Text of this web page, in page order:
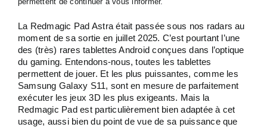
La Redmagic Pad Astra était passée sous nos radars au
moment de sa sortie en juillet 2025. C’est pourtant l’une
des (très) rares tablettes Android conçues dans l’optique
du gaming. Entendons-nous, toutes les tablettes
permettent de jouer. Et les plus puissantes, comme les
Samsung Galaxy S11, sont en mesure de parfaitement
exécuter les jeux 3D les plus exigeants. Mais la
Redmagic Pad est particulièrement bien adaptée à cet
usage, aussi bien du point de vue de sa puissance que